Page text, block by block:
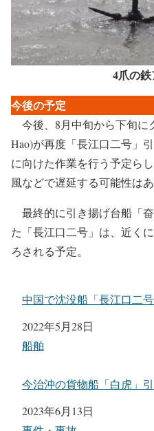
4爪の
今後の予定
今後、8月中旬から下旬に
Hao)が再度「長江口二号」
に向けた作業を行う予定ら
風などで遅延する可能性はあ
最終的に引き揚げ台船「
た「長江口二号」は、近く
ろされる予定。
中国で沈没船「長江口二
日付
2022年5月28日
関連理由
船舶
今治沖の貨物船「白虎」
日付
2023年6月13日